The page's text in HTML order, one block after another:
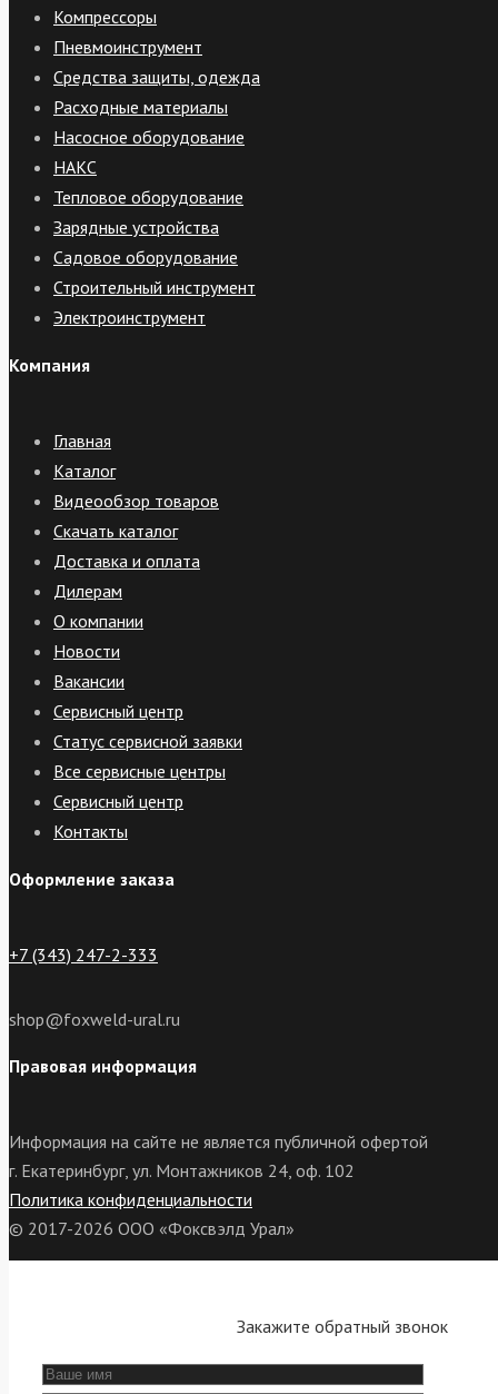
Компрессоры
Пневмоинструмент
Средства защиты, одежда
Расходные материалы
Насосное оборудование
НАКС
Тепловое оборудование
Зарядные устройства
Садовое оборудование
Строительный инструмент
Электроинструмент
Компания
Главная
Каталог
Видеообзор товаров
Скачать каталог
Доставка и оплата
Дилерам
О компании
Новости
Вакансии
Сервисный центр
Статус сервисной заявки
Все сервисные центры
Сервисный центр
Контакты
Оформление заказа
+7 (343) 247-2-333
shop@foxweld-ural.ru
Правовая информация
Информация на сайте не является публичной офертой
г. Екатеринбург, ул. Монтажников 24, оф. 102
Политика конфиденциальности
© 2017-2026 ООО «Фоксвэлд Урал»
Закажите обратный звонок